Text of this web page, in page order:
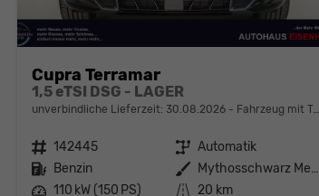
Cupra Terramar
1,5 eTSI DSG - LAGER
unverbindliche Lieferzeit: 30.08.2026 Fahrzeug mit Tageszulassung
Fahrzeugnr. 142445 Getriebe Automatik
Kraftstoff Benzin Außenfarbe
Mythosschwarz Metallic (0E)
Leistung 110 kW (150 PS) Kilometerstand 20 km